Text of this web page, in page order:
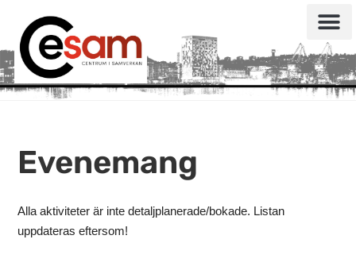
Evenemang
Alla aktiviteter är inte detaljplanerade/bokade. Listan
uppdateras eftersom!